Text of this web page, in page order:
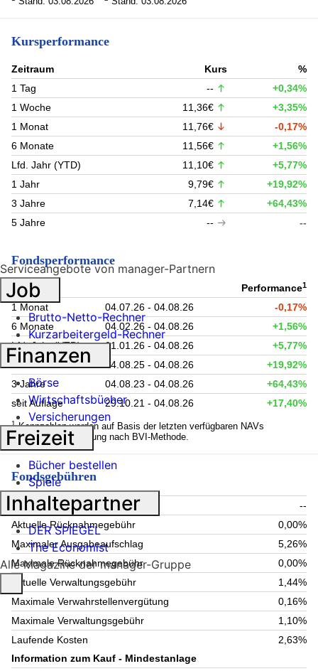
Kursperformance
Zeitraum Kurs
%
1 Tag
--
+0,34%
1 Woche
11,36€
+3,35%
1 Monat
11,76€
-0,17%
6 Monate
11,56€
+1,56%
Lfd. Jahr (YTD)
11,10€
+5,77%
1 Jahr
9,79€
+19,92%
3 Jahre
7,14€
+64,43%
5 Jahre
-- --
Fondsperformance
Zeitraum Performance1
1 Monat 04.07.26 - 04.08.26
-0,17%
6 Monate
04.02.26 - 04.08.26
+1,56%
Lfd. Jahr (YTD)
01.01.26 - 04.08.26
+5,77%
1 Jahr
04.08.25 - 04.08.26
+19,92%
3 Jahre
04.08.23 - 04.08.26
+64,43%
seit Auflage
29.10.21 - 04.08.26 +17,40%
1Kennzahlen werden auf Basis der letzten verfügbaren NAVs
berechnet. Berechnung nach BVI-Methode.
Fondsgebühren
Aktueller Ausgabeaufschlag
--
Aktuelle Rücknahmegebühr
0,00%
Maximaler Ausgabeaufschlag
5,26%
Maximale Rücknahmegebühr
0,00%
Aktuelle Verwaltungsgebühr
1,44%
Maximale Verwahrstellenvergütung
0,16%
Maximale Verwaltungsgebühr
1,10%
Laufende Kosten
2,63%
Information zum Kauf - Mindestanlage
Serviceangebote von manager-Partnern
Job
Brutto-Netto-Rechner
Kurzarbeitergeld-Rechner
Finanzen
Börse
Wirtschaftsbücher
Versicherungen
Freizeit
Bücher bestellen
Spiele
Inhaltepartner
DER SPIEGEL
The Economist
Alle Magazine der manager-Gruppe